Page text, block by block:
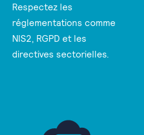
Respectez les
réglementations comme
NIS2, RGPD et les
directives sectorielles.